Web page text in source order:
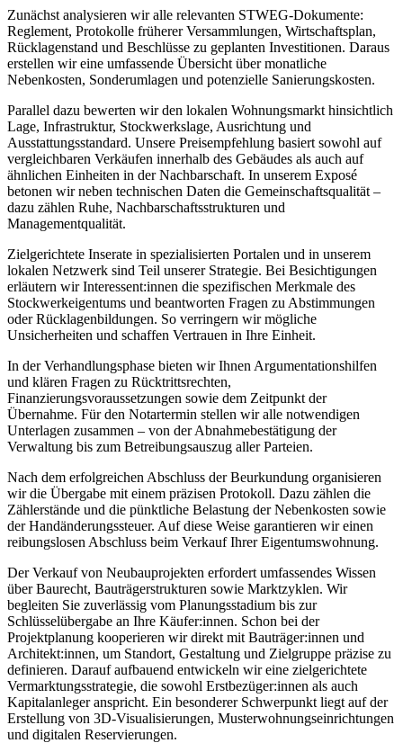
Zunächst analysieren wir alle relevanten STWEG-Dokumente:
Reglement, Protokolle früherer Versammlungen, Wirtschaftsplan,
Rücklagenstand und Beschlüsse zu geplanten Investitionen. Daraus
erstellen wir eine umfassende Übersicht über monatliche
Nebenkosten, Sonderumlagen und potenzielle Sanierungskosten.
Parallel dazu bewerten wir den lokalen Wohnungsmarkt hinsichtlich
Lage, Infrastruktur, Stockwerkslage, Ausrichtung und
Ausstattungsstandard. Unsere Preisempfehlung basiert sowohl auf
vergleichbaren Verkäufen innerhalb des Gebäudes als auch auf
ähnlichen Einheiten in der Nachbarschaft. In unserem Exposé
betonen wir neben technischen Daten die Gemeinschaftsqualität –
dazu zählen Ruhe, Nachbarschaftsstrukturen und
Managementqualität.
Zielgerichtete Inserate in spezialisierten Portalen und in unserem
lokalen Netzwerk sind Teil unserer Strategie. Bei Besichtigungen
erläutern wir Interessent:innen die spezifischen Merkmale des
Stockwerkeigentums und beantworten Fragen zu Abstimmungen
oder Rücklagenbildungen. So verringern wir mögliche
Unsicherheiten und schaffen Vertrauen in Ihre Einheit.
In der Verhandlungsphase bieten wir Ihnen Argumentationshilfen
und klären Fragen zu Rücktrittsrechten,
Finanzierungsvoraussetzungen sowie dem Zeitpunkt der
Übernahme. Für den Notartermin stellen wir alle notwendigen
Unterlagen zusammen – von der Abnahmebestätigung der
Verwaltung bis zum Betreibungsauszug aller Parteien.
Nach dem erfolgreichen Abschluss der Beurkundung organisieren
wir die Übergabe mit einem präzisen Protokoll. Dazu zählen die
Zählerstände und die pünktliche Belastung der Nebenkosten sowie
der Handänderungssteuer. Auf diese Weise garantieren wir einen
reibungslosen Abschluss beim Verkauf Ihrer Eigentumswohnung.
Der Verkauf von Neubauprojekten erfordert umfassendes Wissen
über Baurecht, Bauträgerstrukturen sowie Marktzyklen. Wir
begleiten Sie zuverlässig vom Planungsstadium bis zur
Schlüsselübergabe an Ihre Käufer:innen. Schon bei der
Projektplanung kooperieren wir direkt mit Bauträger:innen und
Architekt:innen, um Standort, Gestaltung und Zielgruppe präzise zu
definieren. Darauf aufbauend entwickeln wir eine zielgerichtete
Vermarktungsstrategie, die sowohl Erstbezüger:innen als auch
Kapitalanleger anspricht. Ein besonderer Schwerpunkt liegt auf der
Erstellung von 3D-Visualisierungen, Musterwohnungseinrichtungen
und digitalen Reservierungen.